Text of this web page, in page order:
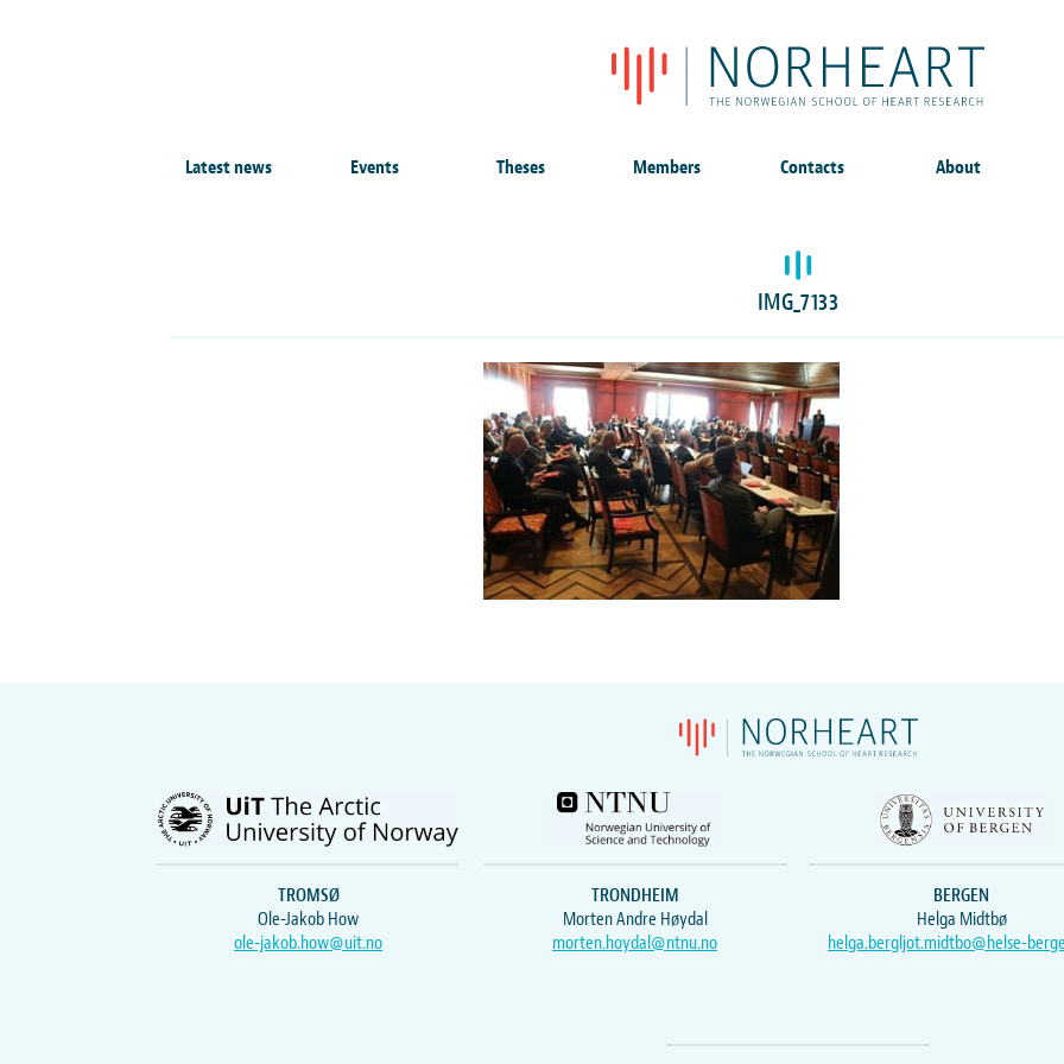
Latest news Events Theses Members Contacts About
IMG_7133
TROMSØ
Ole-Jakob How
ole-jakob.how@uit.no
TRONDHEIM
Morten Andre Høydal
morten.hoydal@ntnu.no
BERGEN
Helga Midtbø
helga.bergljot.midtbo@helse-